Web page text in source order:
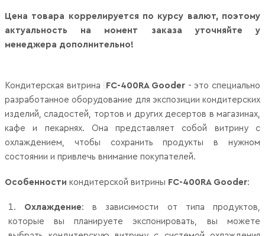
Цена товара коррелируется по курсу валют, поэтому
актуальность на момент заказа уточняйте у
менеджера дополнительно!
Кондитерская витрина FC-400RA Gooder - это специально
разработанное оборудование для экспозиции кондитерских
изделий, сладостей, тортов и других десертов в магазинах,
кафе и пекарнях. Она представляет собой витрину с
охлаждением, чтобы сохранить продукты в нужном
состоянии и привлечь внимание покупателей.
Особенности кондитерской витрины FC-400RA Gooder:
Охлаждение: в зависимости от типа продуктов,
которые вы планируете экспонировать, вы можете